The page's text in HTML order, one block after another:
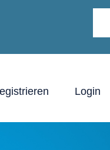
Login